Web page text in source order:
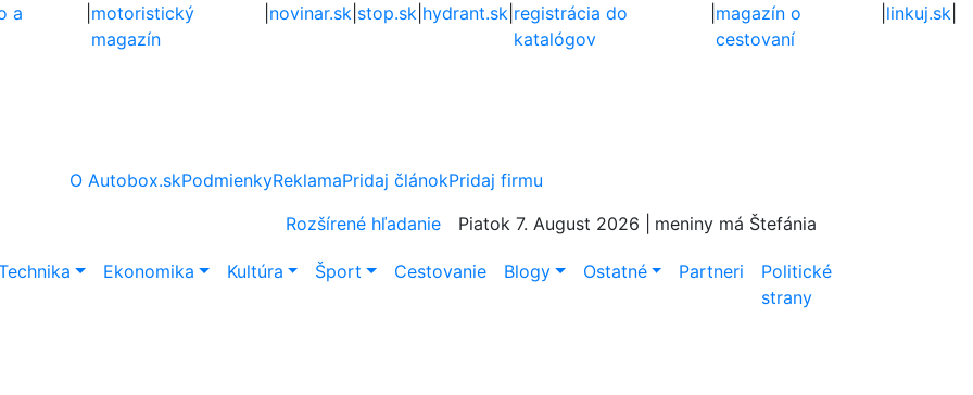
a
motoristický
magazín
novinar.sk stop.sk hydrant.sk registrácia do
katalógov
magazín o
cestovaní
linkuj.sk|
O Autobox.skPodmienkyReklamaPridaj článokPridaj firmu
Rozšírené hľadanie
Piatok 7. August 2026 | meniny má Štefánia
Ekonomika Kultúra Šport Cestovanie Blogy Ostatné Partneri
Politické
strany